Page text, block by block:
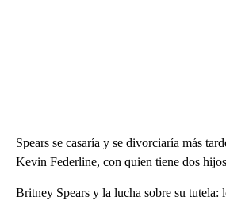
Spears se casaría y se divorciaría más
Kevin Federline, con quien tiene dos
Britney Spears y la lucha sobre su tutela: